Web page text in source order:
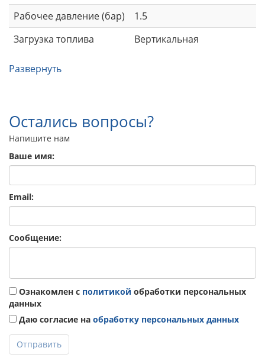
Рабочее давление (бар)
1.5
Загрузка топлива
Вертикальная
Развернуть
Остались вопросы?
Напишите нам
Ваше имя:
Email:
Сообщение:
Ознакомлен с политикой обработки персональных
данных
Даю согласие на обработку персональных данных
Отправить